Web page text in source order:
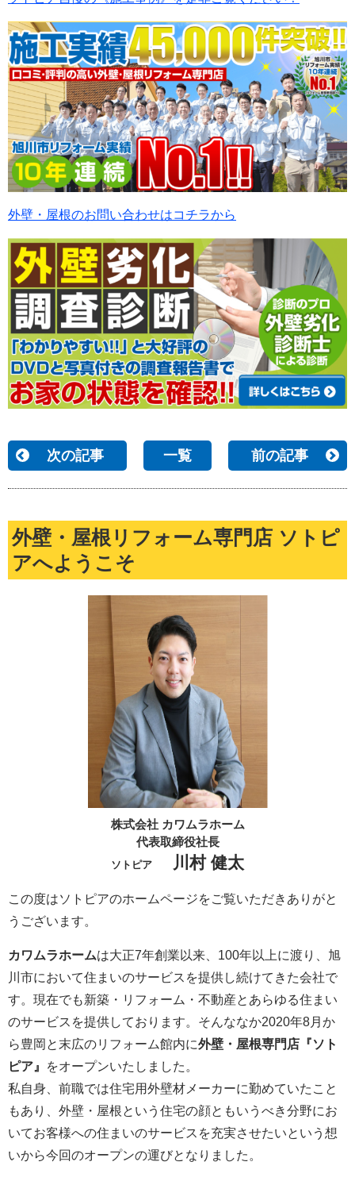
外壁・屋根のお問い合わせはコチラから
次の記事 一覧 前の記事
外壁・屋根リフォーム専門店 ソトピ
アへようこそ
株式会社 カワムラホーム
代表取締役社長
ソトピア 川村 健太
この度はソトピアのホームページをご覧いただきありがと
うございます。
カワムラホームは大正7年創業以来、100年以上に渡り、旭
川市において住まいのサービスを提供し続けてきた会社で
す。現在でも新築・リフォーム・不動産とあらゆる住まい
のサービスを提供しております。そんななか2020年8月か
ら豊岡と末広のリフォーム館内に外壁・屋根専門店『ソト
ピア』
をオープンいたしました。
私自身、前職では住宅用外壁材メーカーに勤めていたこと
もあり、外壁・屋根という住宅の顔ともいうべき分野にお
いてお客様への住まいのサービスを充実させたいという想
いから今回のオープンの運びとなりました。